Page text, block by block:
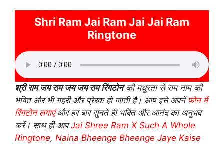
Shri Ram Jai Ram Jai Jai Ram
Ringtone
श्री राम जय राम जय जय राम रिंगटोनकी मधुरता से राम नाम की
भक्ति और भी गहरी और प्रेरक हो जाती है। आप इसे अपने फोन में
रिंगटोन लगाएंऔर हर बार सुनते ही भक्ति और आनंद का अनुभव
करें। साथ ही आपJai Shree Ram X Such A Whole
Ringtone, Naina Bheenge Bheenge Jaye Kaise